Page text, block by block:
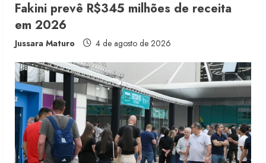
n
g
Fakini prevê R$345 milhões de receita
em 2026
Jussara Maturo 4 de agosto de 2026